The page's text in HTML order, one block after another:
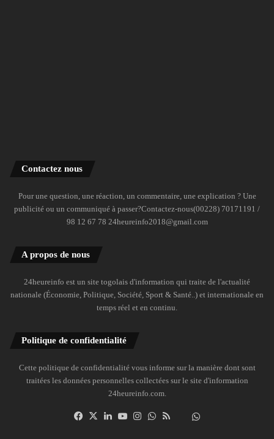
Contactez nous
Pour une question, une réaction, un commentaire, une explication ? Une
publicité ou un communiqué à passer?Contactez-nous(00228) 70171191 /
98 12 67 78 24heureinfo2018@gmail.com
A propos de nous
24heureinfo est un site togolais d'information qui traite de l'actualité
nationale (Économie, Politique, Société, Sport & Santé..) et internationale en
temps réel et en continu.
Politique de confidentialité
Cette politique de confidentialité vous informe sur la manière dont sont
traitées les données personnelles collectées sur le site d'information
24heureinfo.com.
Facebook
X LinkedinYouTubeInstagramWhatsAppDailymotion